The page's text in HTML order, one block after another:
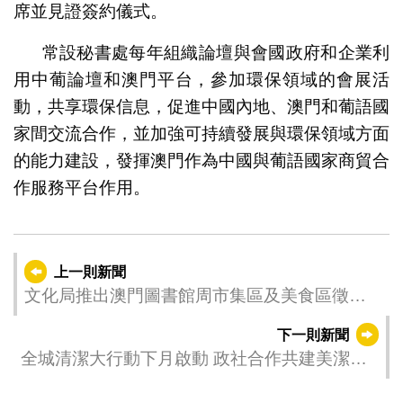
席並見證簽約儀式。
常設秘書處每年組織論壇與會國政府和企業利
用中葡論壇和澳門平台，參加環保領域的會展活
動，共享環保信息，促進中國內地、澳門和葡語國
家間交流合作，並加強可持續發展與環保領域方面
的能力建設，發揮澳門作為中國與葡語國家商貿合
作服務平台作用。
上一則新聞
文化局推出澳門圖書館周市集區及美食區徵集
下一則新聞
全城清潔大行動下月啟動 政社合作共建美潔市